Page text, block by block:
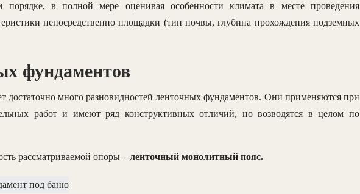
порядке, в полной мере оценивая особенности климата в месте проведения
непосредственно площадки (тип почвы, глубина прохождения подземных
фундаментов
достаточно много разновидностей ленточных фундаментов. Они применяются при
работ и имеют ряд конструктивных отличий, но возводятся в целом по
рассматриваемой опоры – ленточный монолитный пояс.